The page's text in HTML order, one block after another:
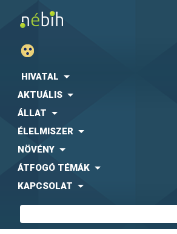
HIVATAL
AKTUÁLIS
ÁLLAT
ÉLELMISZER
NÖVÉNY
ÁTFOGÓ TÉMÁK
KAPCSOLAT